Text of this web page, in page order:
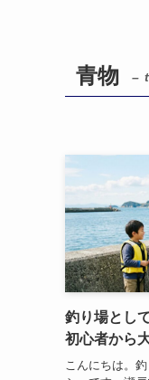
青物 –
釣り場とし
初心者から
こんにちは。